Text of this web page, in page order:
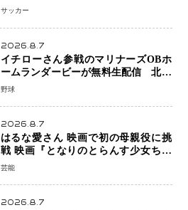
ーは「五大リーグ一強」から新時代へ
サッカー
2026.8.7
イチローさん参戦のマリナーズOBホ
ームランダービーが無料生配信 北米
ならではの“魅せる興行”に世界が注目
野球
2026.8.7
はるな愛さん 映画で初の母親役に挑
戦 映画『となりのとらんす少女ちゃ
ん』11月7日公開 未来の自分との対話
芸能
2026.8.7